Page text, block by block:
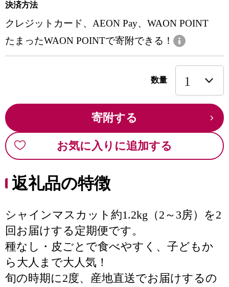
決済方法
クレジットカード、AEON Pay、WAON POINT
たまったWAON POINTで寄附できる！
数量
寄附する
お気に入りに追加する
返礼品の特徴
シャインマスカット約1.2kg（2～3房）を2
回お届けする定期便です。
種なし・皮ごとで食べやすく、子どもか
ら大人まで大人気！
旬の時期に2度、産地直送でお届けするの